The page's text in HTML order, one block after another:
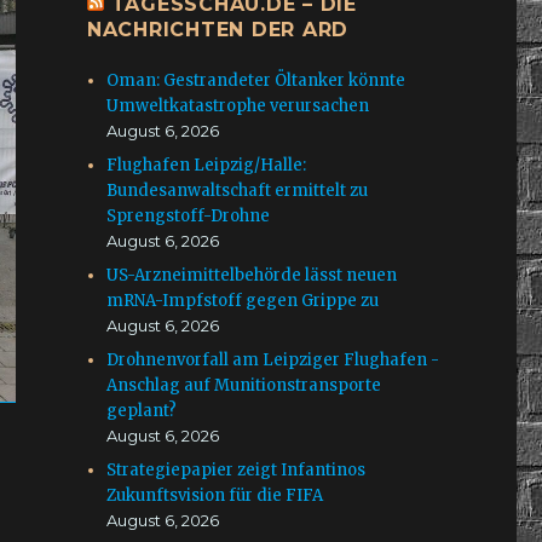
NACHRICHTEN DER ARD
Oman: Gestrandeter Öltanker könnte
Umweltkatastrophe verursachen
August 6, 2026
Flughafen Leipzig/Halle:
Bundesanwaltschaft ermittelt zu
Sprengstoff-Drohne
August 6, 2026
US-Arzneimittelbehörde lässt neuen
mRNA-Impfstoff gegen Grippe zu
August 6, 2026
Drohnenvorfall am Leipziger Flughafen -
Anschlag auf Munitionstransporte
geplant?
August 6, 2026
Strategiepapier zeigt Infantinos
Zukunftsvision für die FIFA
August 6, 2026